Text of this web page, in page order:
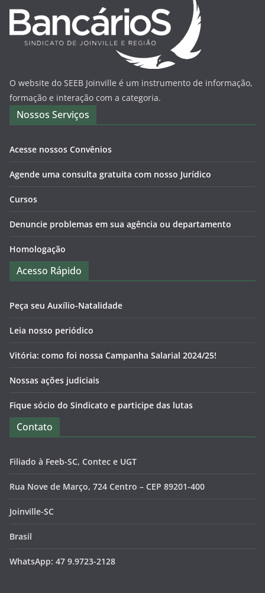
O website do SEEB Joinville é um instrumento de informação,
formação e interação com a categoria.
Nossos Serviços
Acesse nossos Convênios
Agende uma consulta gratuita com nosso Jurídico
Cursos
Denuncie problemas em sua agência ou departamento
Homologação
Acesso Rápido
Peça seu Auxílio-Natalidade
Leia nosso periódico
Vitória: como foi nossa Campanha Salarial 2024/25!
Nossas ações judiciais
Fique sócio do Sindicato e participe das lutas
Contato
Filiado à Feeb-SC, Contec e UGT
Rua Nove de Março, 724 Centro – CEP 89201-400
Joinville-SC
Brasil
WhatsApp: 47 9.9723-2128